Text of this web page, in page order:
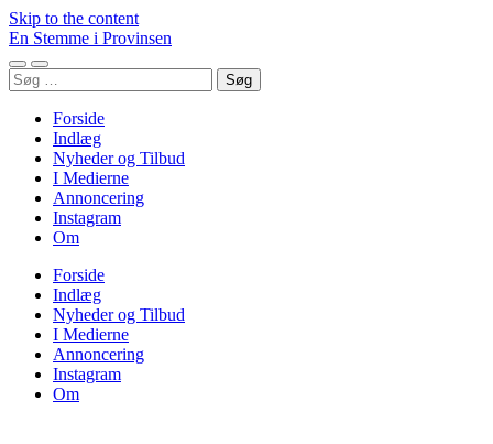
Skip to the content
En Stemme i Provinsen
Toggle
mobile
Toggle
search
Søg
efter:
Forside
Indlæg
Nyheder og Tilbud
I Medierne
Annoncering
Instagram
Om
Forside
Indlæg
Nyheder og Tilbud
I Medierne
Annoncering
Instagram
Om